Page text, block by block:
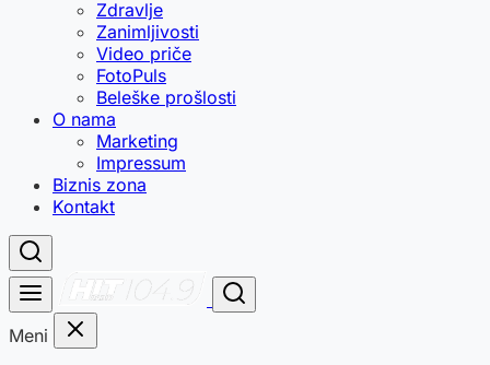
Zdravlje
Zanimljivosti
Video priče
FotoPuls
Beleške prošlosti
O nama
Marketing
Impressum
Biznis zona
Kontakt
Meni